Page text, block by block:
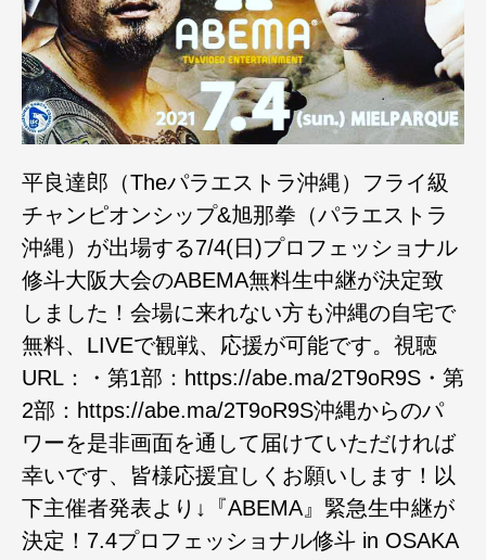
平良達郎（Theパラエストラ沖縄）フライ級
チャンピオンシップ&旭那拳（パラエストラ
沖縄）が出場する7/4(日)プロフェッショナル
修斗大阪大会のABEMA無料生中継が決定致
しました！会場に来れない方も沖縄の自宅で
無料、LIVEで観戦、応援が可能です。視聴
URL：・第1部：https://abe.ma/2T9oR9S・第
2部：https://abe.ma/2T9oR9S沖縄からのパ
ワーを是非画面を通して届けていただければ
幸いです、皆様応援宜しくお願いします！以
下主催者発表より↓『ABEMA』緊急生中継が
決定！7.4プロフェッショナル修斗 in OSAKA